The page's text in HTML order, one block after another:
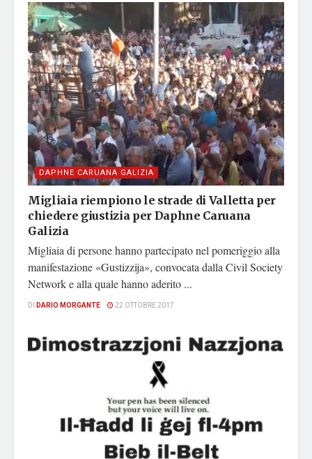
DAPHNE CARUANA GALIZIA
Migliaia riempiono le strade di Valletta per
chiedere giustizia per Daphne Caruana
Galizia
Migliaia di persone hanno partecipato nel pomeriggio alla
manifestazione «Gustizzija», convocata dalla Civil Society
Network e alla quale hanno aderito ...
DI DARIO MORGANTE 22 OTTOBRE 2017